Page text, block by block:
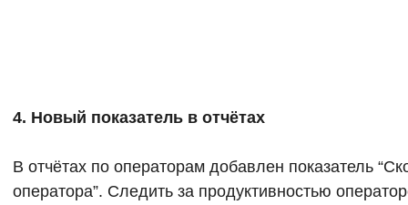
4. Новый показатель в отчётах
В отчётах по операторам добавлен показатель
оператора”. Следить за продуктивностью